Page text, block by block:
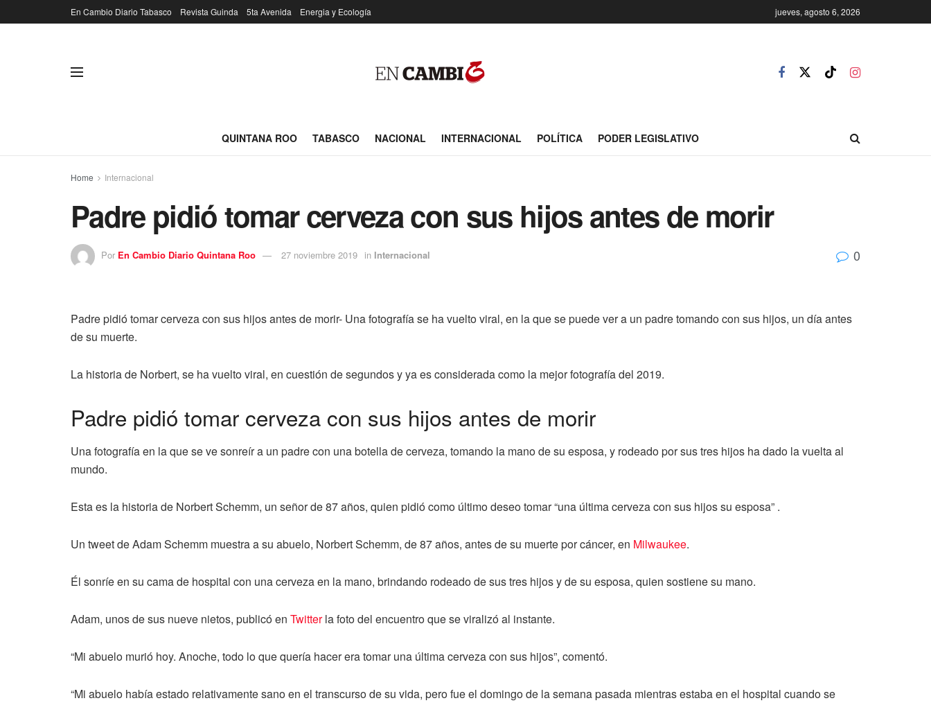
En Cambio Diario Tabasco Revista Guinda 5ta Avenida Energia y Ecología jueves, agosto 6, 2026
QUINTANA ROO TABASCO NACIONAL INTERNACIONAL POLÍTICA PODER LEGISLATIVO
Home Internacional
Padre pidió tomar cerveza con sus hijos antes de morir
Por En Cambio Diario Quintana Roo 27 noviembre 2019 in Internacional 0
Padre pidió tomar cerveza con sus hijos antes de morir- Una fotografía se ha vuelto viral, en la que se puede ver a un padre tomando con sus hijos, un día antes
de su muerte.
La historia de Norbert, se ha vuelto viral, en cuestión de segundos y ya es considerada como la mejor fotografía del 2019.
Padre pidió tomar cerveza con sus hijos antes de morir
Una fotografía en la que se ve sonreír a un padre con una botella de cerveza, tomando la mano de su esposa, y rodeado por sus tres hijos ha dado la vuelta al
mundo.
Esta es la historia de Norbert Schemm, un señor de 87 años, quien pidió como último deseo tomar “una última cerveza con sus hijos su esposa” .
Un tweet de Adam Schemm muestra a su abuelo, Norbert Schemm, de 87 años, antes de su muerte por cáncer, en Milwaukee.
Él sonríe en su cama de hospital con una cerveza en la mano, brindando rodeado de sus tres hijos y de su esposa, quien sostiene su mano.
Adam, unos de sus nueve nietos, publicó en Twitterla foto del encuentro que se viralizó al instante.
“Mi abuelo murió hoy. Anoche, todo lo que quería hacer era tomar una última cerveza con sus hijos”, comentó.
“Mi abuelo había estado relativamente sano en el transcurso de su vida, pero fue el domingo de la semana pasada mientras estaba en el hospital cuando se